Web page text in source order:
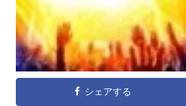
シェアする